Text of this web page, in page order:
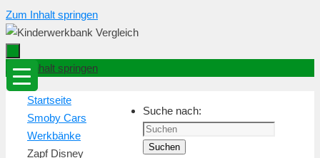
Zum Inhalt springen
Zum Inhalt springen
Startseite
Smoby Cars
Werkbänke
Zapf Disney
Suche nach:
Suchen